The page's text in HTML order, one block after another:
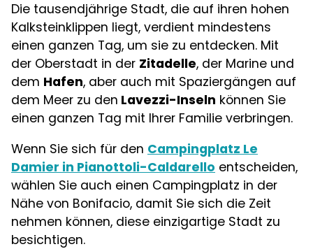
Die tausendjährige Stadt, die auf ihren hohen
Kalksteinklippen liegt, verdient mindestens
einen ganzen Tag, um sie zu entdecken. Mit
der Oberstadt in der Zitadelle, der Marine und
dem Hafen, aber auch mit Spaziergängen auf
dem Meer zu den Lavezzi-Inseln können Sie
einen ganzen Tag mit Ihrer Familie verbringen.
Wenn Sie sich für den Campingplatz Le
Damier in Pianottoli-Caldarello entscheiden,
wählen Sie auch einen Campingplatz in der
Nähe von Bonifacio, damit Sie sich die Zeit
nehmen können, diese einzigartige Stadt zu
besichtigen.